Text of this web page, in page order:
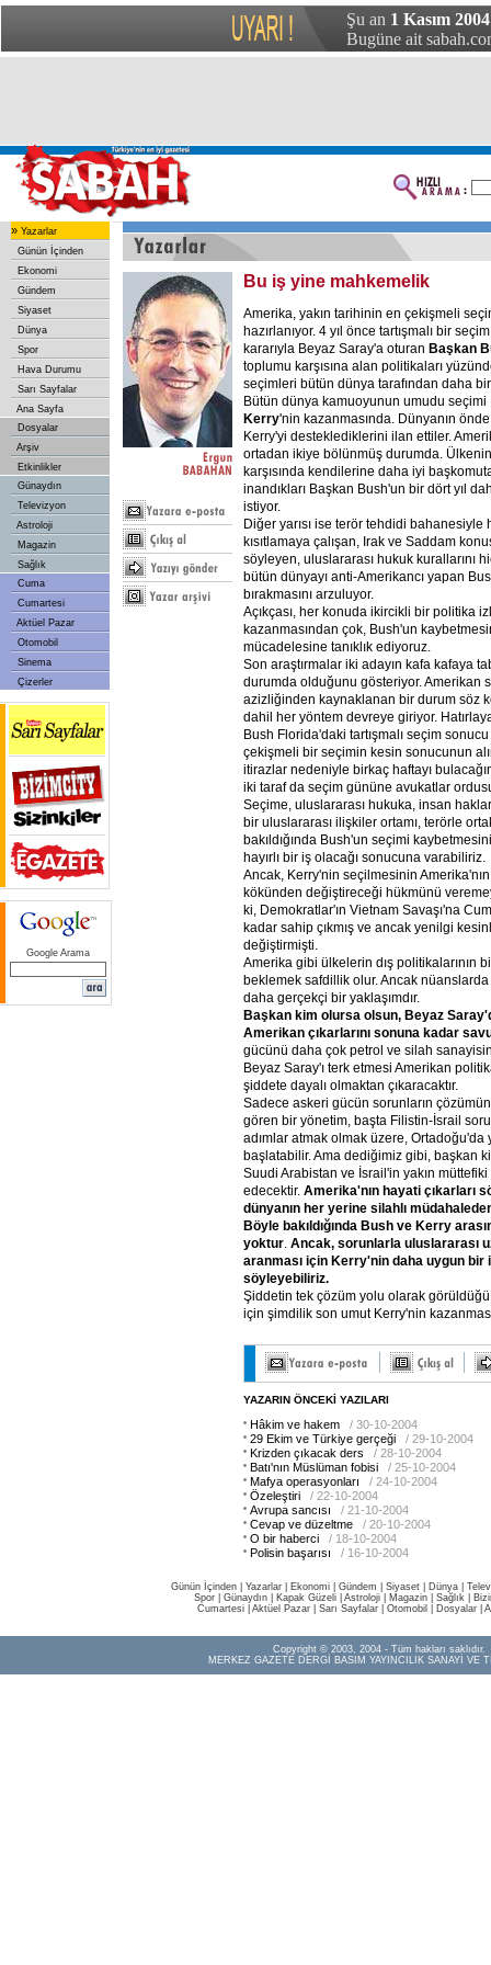
Şu an 1 Kasım
Bugüne ait
» Yazarlar
Günün İçinden
Ekonomi
Gündem
Siyaset
Dünya
Spor
Hava Durumu
Sarı Sayfalar
Ana Sayfa
Dosyalar
Arşiv
Etkinlikler
Günaydın
Televizyon
Astroloji
Magazin
Sağlık
Cuma
Cumartesi
Aktüel Pazar
Otomobil
Sinema
Çizerler
Google Arama
Bu iş yine mahkemelik
Amerika, yakın tarihinin en çekişmeli
hazırlanıyor. 4 yıl önce tartışmalı bir
kararıyla Beyaz Saray'a oturan Başkan
toplumu karşısına alan politikaları
seçimleri bütün dünya tarafından daha
Bütün dünya kamuoyunun umudu
Kerry'nin kazanmasında. Dünyanın
Kerry'yi desteklediklerini ilan ettiler.
ortadan ikiye bölünmüş durumda. Ülkenin
karşısında kendilerine daha iyi
inandıkları Başkan Bush'un bir dört yıl
istiyor.
Diğer yarısı ise terör tehdidi
kısıtlamaya çalışan, Irak ve Saddam
söyleyen, uluslararası hukuk kurallarını
bütün dünyayı anti-Amerikancı yapan
bırakmasını arzuluyor.
Açıkçası, her konuda ikircikli bir politika
kazanmasından çok, Bush'un
mücadelesine tanıklık ediyoruz.
Son araştırmalar iki adayın kafa kafaya
durumda olduğunu gösteriyor. Amerikan
azizliğinden kaynaklanan bir durum söz
dahil her yöntem devreye giriyor.
Bush Florida'daki tartışmalı seçim
çekişmeli bir seçimin kesin sonucunun
itirazlar nedeniyle birkaç haftayı
iki taraf da seçim gününe avukatlar
Seçime, uluslararası hukuka, insan
bir uluslararası ilişkiler ortamı, terörle
bakıldığında Bush'un seçimi
hayırlı bir iş olacağı sonucuna varabiliriz.
Ancak, Kerry'nin seçilmesinin Amerika'nın
kökünden değiştireceği hükmünü
ki, Demokratlar'ın Vietnam Savaşı'na
kadar sahip çıkmış ve ancak yenilgi
değiştirmişti.
Amerika gibi ülkelerin dış politikalarının
beklemek safdillik olur. Ancak nüanslarda
daha gerçekçi bir yaklaşımdır.
Başkan kim olursa olsun, Beyaz
Amerikan çıkarlarını sonuna kadar
gücünü daha çok petrol ve silah
Beyaz Saray'ı terk etmesi Amerikan
şiddete dayalı olmaktan çıkaracaktır.
Sadece askeri gücün sorunların
gören bir yönetim, başta Filistin-İsrail
adımlar atmak olmak üzere, Ortadoğu'da
başlatabilir. Ama dediğimiz gibi, başkan
Suudi Arabistan ve İsrail'in yakın
edecektir. Amerika'nın hayati çıkarları
dünyanın her yerine silahlı
Böyle bakıldığında Bush ve Kerry
yoktur. Ancak, sorunlarla uluslararası
aranması için Kerry'nin daha uygun bir
söyleyebiliriz.
Şiddetin tek çözüm yolu olarak
için şimdilik son umut Kerry'nin
YAZARIN ÖNCEKİ YAZILARI
Hâkim ve hakem
/ 30-10-2004
29 Ekim ve Türkiye gerçeği
/ 29-10-2004
Krizden çıkacak ders
/ 28-10-2004
Batı'nın Müslüman fobisi
/ 25-10-2004
Mafya operasyonları
/ 24-10-2004
Özeleştiri
/ 22-10-2004
Avrupa sancısı
/ 21-10-2004
Cevap ve düzeltme
/ 20-10-2004
O bir haberci
/ 18-10-2004
Polisin başarısı
/ 16-10-2004
Günün İçinden Yazarlar Ekonomi Gündem Siyaset Dünya |
Spor
Günaydın Kapak Güzeli Astroloji Magazin Sağlık
Cumartesi| Aktüel Pazar| Sarı Sayfalar| Otomobil Dosyalar|
Copyright © 2003, 2004 - Tüm hakları saklıdır.
MERKEZ GAZETE DERGİ BASIM YAYINCILIK SANAYİ VE